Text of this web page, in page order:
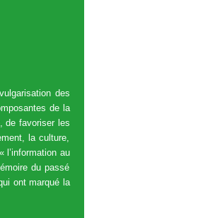
des
de la
de favoriser les
la culture,
l’information au
du passé
ont marqué la